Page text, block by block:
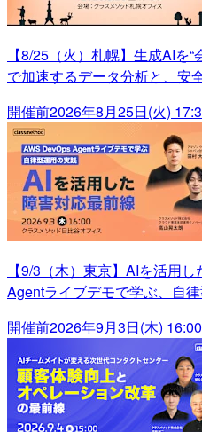
【8/25（火）札幌】生成AIを
で加速するデータ分析と、安
開催前2026年8月25日(火)
【9/3（木）東京】AIを活用
Agentライブデモで学ぶ、自
開催前2026年9月3日(木) 16:00